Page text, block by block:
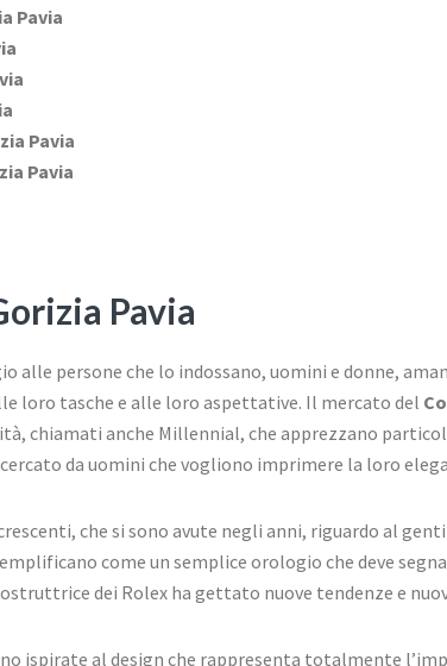
Pavia
Pavia
Pavia
Pavia
alle persone che lo indossano, uomini e donne,
loro tasche e alle loro aspettative. Il mercato del
chiamati anche Millennial, che apprezzano
da uomini che vogliono imprimere la loro
che si sono avute negli anni, riguardo al
come un semplice orologio che deve
dei Rolex ha gettato nuove tendenze e
ispirate al design che rappresenta totalmente